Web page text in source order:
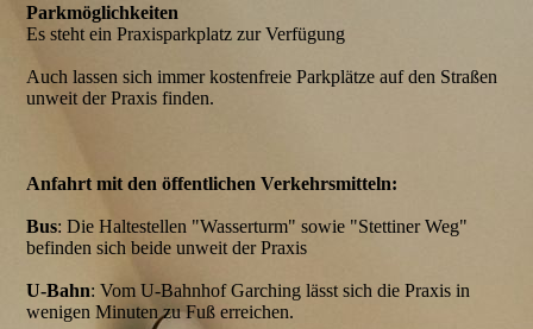
Parkmöglichkeiten
Es steht ein Praxisparkplatz zur Verfügung
Auch lassen sich immer kostenfreie Parkplätze auf den Straßen
unweit der Praxis finden.
Anfahrt mit den öffentlichen Verkehrsmitteln:
Bus: Die Haltestellen "Wasserturm" sowie "Stettiner Weg"
befinden sich beide unweit der Praxis
U-Bahn: Vom U-Bahnhof Garching lässt sich die Praxis in
wenigen Minuten zu Fuß erreichen.